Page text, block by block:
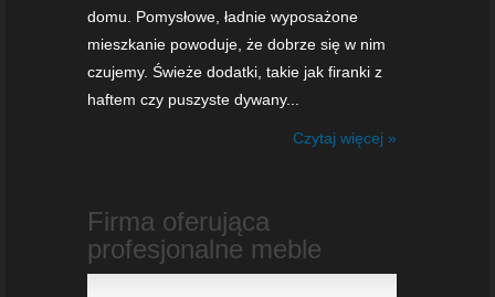
domu. Pomysłowe, ładnie wyposażone
mieszkanie powoduje, że dobrze się w nim
czujemy. Świeże dodatki, takie jak firanki z
haftem czy puszyste dywany...
Czytaj więcej »
Firma oferująca
profesjonalne meble